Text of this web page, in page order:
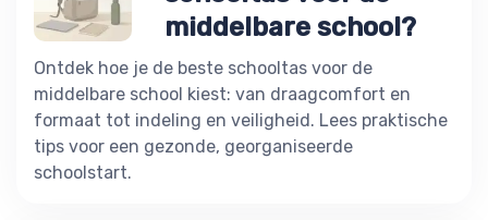
middelbare school?
Ontdek hoe je de beste schooltas voor de
middelbare school kiest: van draagcomfort en
formaat tot indeling en veiligheid. Lees praktische
tips voor een gezonde, georganiseerde
schoolstart.